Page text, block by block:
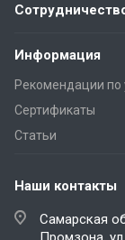
Информация
Рекомендации по
Сертификаты
Статьи
Наши контакты
Самарская